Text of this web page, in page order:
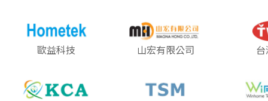
歐益科技 山宏有限公司